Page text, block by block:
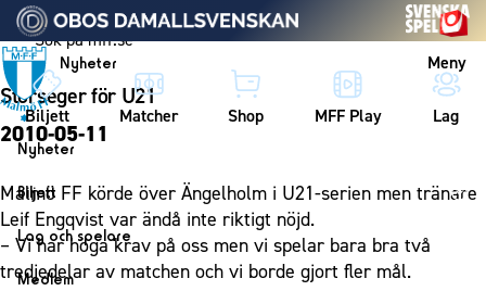
Vidare till innehållet
Nyheter Meny
Biljett Matcher Shop MFF Play Lag
Nyheter
Nyheter
Kalender
Biljett
Biljett
Årskort herr
Lag och spelare
Lag
Medlem
Storseger för U21
2010-05-11
Malmö FF körde över Ängelholm i U21-serien men tränare
Leif Engqvist var ändå inte riktigt nöjd.
– Vi har höga krav på oss men vi spelar bara bra två
tredjedelar av matchen och vi borde gjort fler mål.